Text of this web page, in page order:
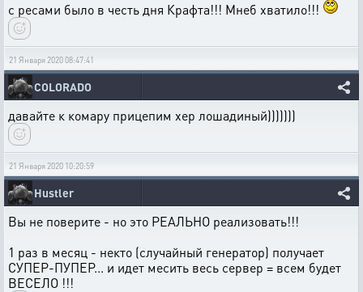
с ресами было в честь дня Крафта!!! Мнеб хватило!!!
21 Января 2020 08:47:41
COLORADO
давайте к комару прицепим хер лошадиный)))))))
21 Января 2020 10:20:59
Hustler
Вы не поверите - но это РЕАЛЬНО реализовать!!!
1 раз в месяц - некто (случайный генератор) получает
СУПЕР-ПУПЕР... и идет месить весь сервер = всем будет
ВЕСЕЛО !!!